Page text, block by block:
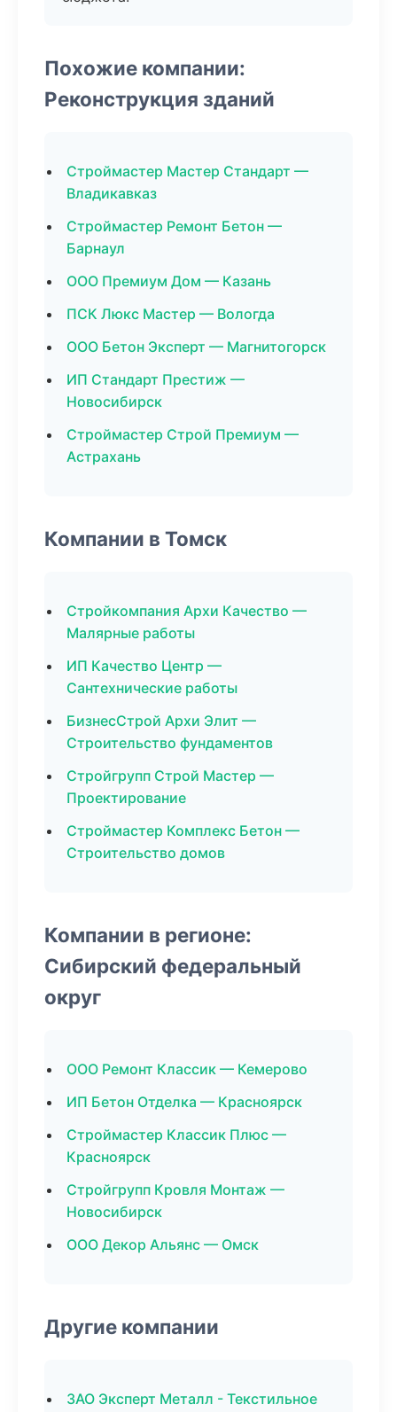
Похожие компании:
Реконструкция зданий
Строймастер Мастер Стандарт —
Владикавказ
Строймастер Ремонт Бетон —
Барнаул
ООО Премиум Дом — Казань
ПСК Люкс Мастер — Вологда
ООО Бетон Эксперт — Магнитогорск
ИП Стандарт Престиж —
Новосибирск
Строймастер Строй Премиум —
Астрахань
Компании в Томск
Стройкомпания Архи Качество —
Малярные работы
ИП Качество Центр —
Сантехнические работы
БизнесСтрой Архи Элит —
Строительство фундаментов
Стройгрупп Строй Мастер —
Проектирование
Строймастер Комплекс Бетон —
Строительство домов
Компании в регионе:
Сибирский федеральный
округ
ООО Ремонт Классик — Кемерово
ИП Бетон Отделка — Красноярск
Строймастер Классик Плюс —
Красноярск
Стройгрупп Кровля Монтаж —
Новосибирск
ООО Декор Альянс — Омск
Другие компании
ЗАО Эксперт Металл - Текстильное